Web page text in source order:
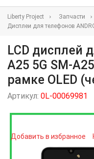
Liberty Project Запчасти
Дисплеи для телефонов
LCD дисплей
A25 5G SM-
рамке OLED
Артикул: 0L-00069981
Добавить в избранное